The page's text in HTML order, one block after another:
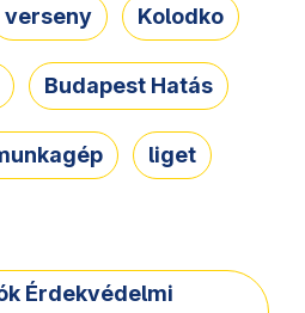
verseny Kolodko
Budapest Hatás
liget
Érdekvédelmi